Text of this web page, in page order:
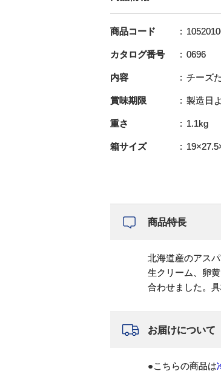
商品コード
カタログ番号 0696
内容 チーズ
賞味期限 製造日
重さ 1.1kg
箱サイズ
商品特長
北海道産のアス
生クリーム、卵
合わせました。
お届けについて
●こちらの商品は